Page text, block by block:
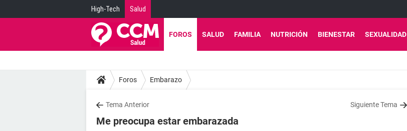
High-Tech Salud
FOROS SALUD FAMILIA NUTRICIÓN BIENESTAR SEXUALIDAD
Foros Embarazo
Tema Anterior Siguiente Tema
Me preocupa estar embarazada